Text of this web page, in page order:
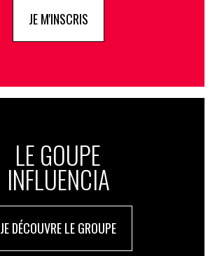
JE M'INSCRIS
LE GOUPE
INFLUENCIA
JE DÉCOUVRE LE GROUPE